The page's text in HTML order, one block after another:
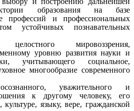
образования на базе
профессий и профессиональных
устойчивых познавательных
целостного мировоззрения,
уровню развития науки и
учитывающего социальное,
многообразие современного
уважительного и
к другому человеку, его
языку, вере, гражданской